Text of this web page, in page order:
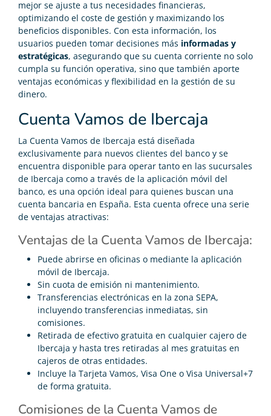
mejor se ajuste a tus necesidades financieras,
optimizando el coste de gestión y maximizando los
beneficios disponibles. Con esta información, los
usuarios pueden tomar decisiones más informadas y
estratégicas, asegurando que su cuenta corriente no solo
cumpla su función operativa, sino que también aporte
ventajas económicas y flexibilidad en la gestión de su
dinero.
Cuenta Vamos de Ibercaja
La Cuenta Vamos de Ibercaja está diseñada
exclusivamente para nuevos clientes del banco y se
encuentra disponible para operar tanto en las sucursales
de Ibercaja como a través de la aplicación móvil del
banco, es una opción ideal para quienes buscan una
cuenta bancaria en España. Esta cuenta ofrece una serie
de ventajas atractivas:
Ventajas de la Cuenta Vamos de Ibercaja:
Puede abrirse en oficinas o mediante la aplicación
móvil de Ibercaja.
Sin cuota de emisión ni mantenimiento.
Transferencias electrónicas en la zona SEPA,
incluyendo transferencias inmediatas, sin
comisiones.
Retirada de efectivo gratuita en cualquier cajero de
Ibercaja y hasta tres retiradas al mes gratuitas en
cajeros de otras entidades.
Incluye la Tarjeta Vamos, Visa One o Visa Universal+7
de forma gratuita.
Comisiones de la Cuenta Vamos de